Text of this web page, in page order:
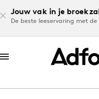
Jouw vak in je
De beste leeservaring met